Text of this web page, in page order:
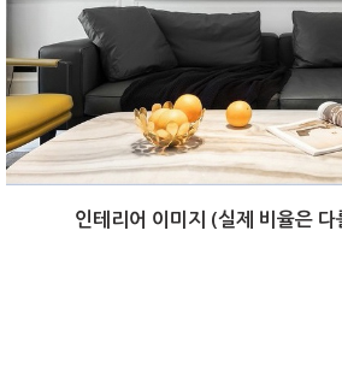
인테리어 이미지 (실제 비율은